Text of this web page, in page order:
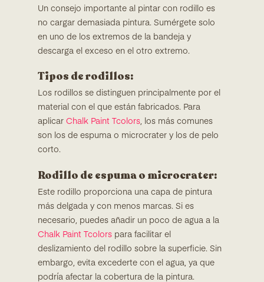
Un consejo importante al pintar con rodillo es
no cargar demasiada pintura. Sumérgete solo
en uno de los extremos de la bandeja y
descarga el exceso en el otro extremo.
Tipos de rodillos:
Los rodillos se distinguen principalmente por el
material con el que están fabricados. Para
aplicar Chalk Paint Tcolors, los más comunes
son los de espuma o microcrater y los de pelo
corto.
Rodillo de espuma o microcrater:
Este rodillo proporciona una capa de pintura
más delgada y con menos marcas. Si es
necesario, puedes añadir un poco de agua a la
Chalk Paint Tcolors para facilitar el
deslizamiento del rodillo sobre la superficie. Sin
embargo, evita excederte con el agua, ya que
podría afectar la cobertura de la pintura.